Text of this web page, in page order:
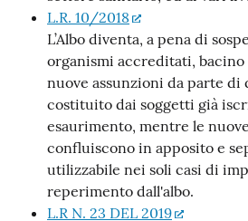
L.R. 10/2018
L’Albo diventa, a pena di
organismi accreditati,
nuove assunzioni da parte di
costituito dai soggetti già
esaurimento, mentre le
confluiscono in apposito e
utilizzabile nei soli casi di
reperimento dall'albo.
L.R N. 23 DEL 2019